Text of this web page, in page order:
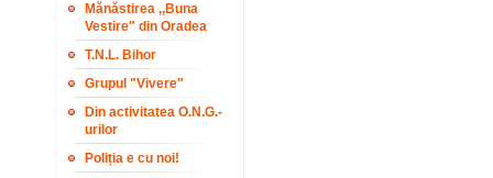
Mănăstirea ,,Buna
Vestire" din Oradea
T.N.L. Bihor
Grupul "Vivere"
Din activitatea O.N.G.-
urilor
Poliția e cu noi!